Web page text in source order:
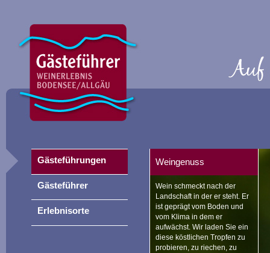
Weingenuss
Wein schmeckt nach der
Landschaft in der er steht. Er
ist geprägt vom Boden und
vom Klima in dem er
aufwächst. Wir laden Sie ein
diese köstlichen Tropfen zu
probieren, zu riechen, zu
Gästeführungen
Gästeführer
Erlebnisorte